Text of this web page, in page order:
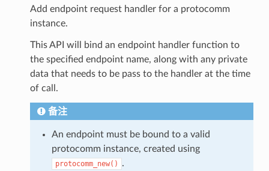
Add endpoint request handler for a protocomm
instance.
This API will bind an endpoint handler function to
the specified endpoint name, along with any private
data that needs to be pass to the handler at the time
of call.
备注
An endpoint must be bound to a valid
protocomm instance, created using
protocomm_new()
.